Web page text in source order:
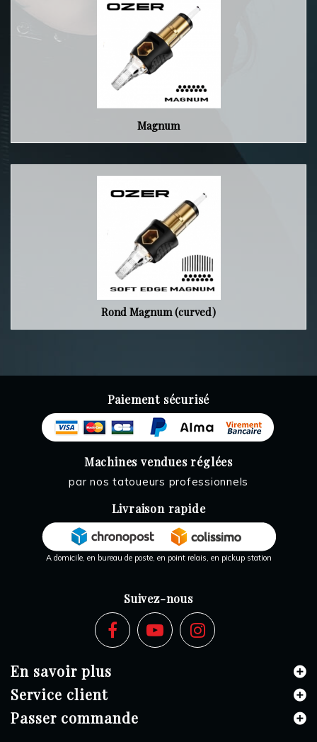
Magnum
Rond Magnum (curved)
Paiement sécurisé
Machines vendues réglées
par nos tatoueurs professionnels
Livraison rapide
A domicile, en bureau de poste, en point relais, en pickup station
Suivez-nous
En savoir plus
Service client
Passer commande